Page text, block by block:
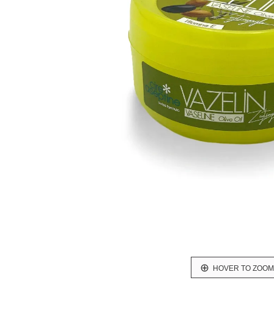
HOVER TO ZOOM